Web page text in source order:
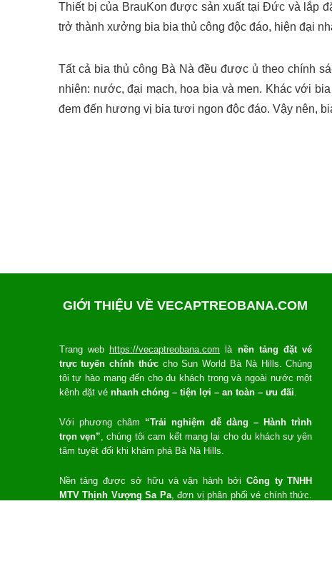
Thiết bị của BrauKon được sản xuất tại Đức và lắp
trở thành xưởng bia bia thủ công độc đáo, hiện đại
Tất cả bia thủ công Bà Nà đều được ủ theo chính
nhiên: nước, đại mạch, hoa bia và men. Khác với
đem đến hương vị bia tươi ngon độc đáo. Vậy nên,
GIỚI THIỆU VỀ VECAPTREOBANA.COM
Trang web https://vecaptreobana.com là nền tảng đặt vé
trực tuyến chính thứccho Sun World Bà Nà Hills. Chúng
tôi tự hào mang đến cho du khách trong và ngoài nước một
kênh đặt vé nhanh chóng – tiện lợi – an toàn – ưu đãi.
Với phương châm “Trải nghiệm dễ dàng – Hành trình
trọn vẹn”, chúng tôi cam kết mang lại cho du khách sự yên
tâm tuyệt đối khi khám phá Bà Nà Hills.
Nền tảng được sở hữu và vận hành bởi Công ty TNHH
MTV Thịnh Vượng Sa Pa, đơn vị phân phối vé chính thức.